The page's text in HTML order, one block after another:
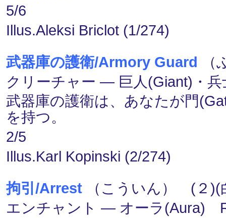
5/6
Illus.Aleksi Briclot (1/274)
武器庫の護衛/Armory Guard （
クリーチャー ― 巨人(Giant)・
武器庫の護衛は、あなたが門
を持つ。
2/5
Illus.Karl Kopinski (2/274)
拘引/Arrest （こういん） (２)(
エンチャント ― オーラ(Aura)